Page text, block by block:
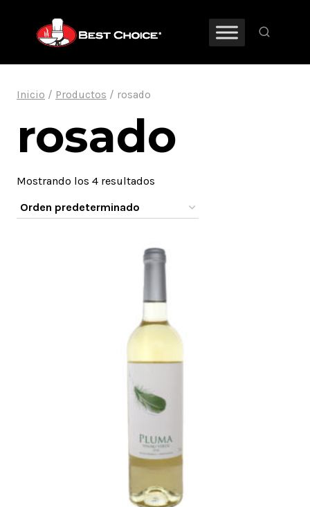
contenido
Inicio / Productos / rosado
rosado
Mostrando los 4 resultados